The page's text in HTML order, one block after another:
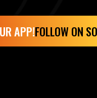
APP!FOLLOW ON